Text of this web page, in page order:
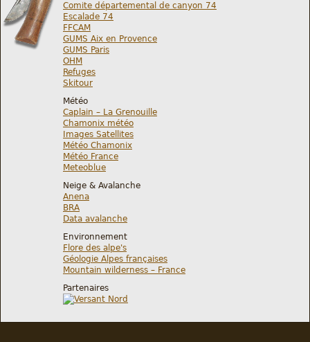
Comite départemental de canyon 74
Escalade 74
FFCAM
GUMS Aix en Provence
GUMS Paris
OHM
Refuges
Skitour
Météo
Caplain – La Grenouille
Chamonix météo
Images Satellites
Météo Chamonix
Météo France
Meteoblue
Neige & Avalanche
Anena
BRA
Data avalanche
Environnement
Flore des alpe's
Géologie Alpes françaises
Mountain wilderness – France
Partenaires